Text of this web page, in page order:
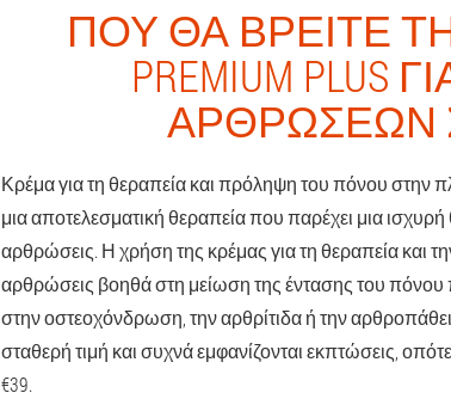
ΠΟΎ ΘΑ ΒΡΕΊΤΕ
PREMIUM
ΑΡΘΡΏΣΕΩΝ
Κρέμα για τη θεραπεία και πρόληψη του πόνου στην
μια αποτελεσματική θεραπεία που παρέχει μια
αρθρώσεις. Η χρήση της κρέμας για τη θεραπεία και
αρθρώσεις βοηθά στη μείωση της έντασης του
στην οστεοχόνδρωση, την αρθρίτιδα ή την
σταθερή τιμή και συχνά εμφανίζονται εκπτώσεις,
€39.